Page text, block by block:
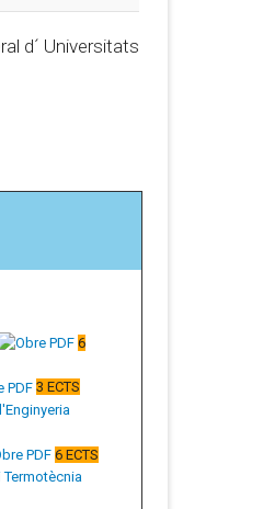
d´ Universitats
6
3 ECTS
6 ECTS